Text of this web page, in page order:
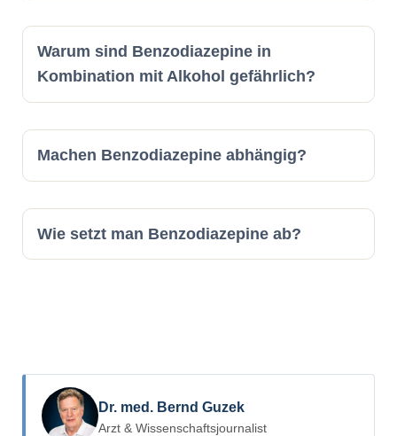
Warum sind Benzodiazepine in
Kombination mit Alkohol gefährlich?
Machen Benzodiazepine abhängig?
Wie setzt man Benzodiazepine ab?
Dr. med. Bernd Guzek
Arzt & Wissenschaftsjournalist